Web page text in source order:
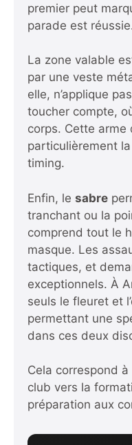
premier peut
parade est
La zone valable
par une veste
elle, n’applique
toucher compte,
corps. Cette arme
particulièrement
timing.
Enfin, le sabre
tranchant ou la
comprend tout le
masque. Les
tactiques, et
exceptionnels. À
seuls le fleuret et
permettant une
dans ces deux
Cela correspond
club vers la
préparation aux